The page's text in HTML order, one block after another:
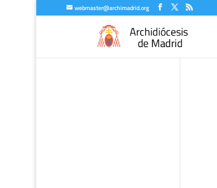
webmaster@archimadrid.org